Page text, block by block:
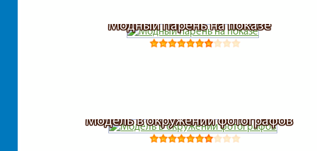
Модный парень на показе
Модель в окружении фотографов